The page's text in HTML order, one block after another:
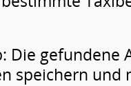
Die gefundene
speichern und